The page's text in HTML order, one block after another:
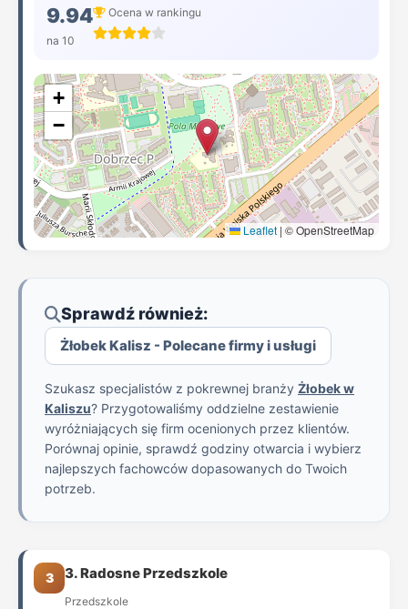
9.94
na 10
Ocena w rankingu
+
−
Leaflet | © OpenStreetMap
Sprawdź również:
Żłobek Kalisz - Polecane firmy i usługi
Szukasz specjalistów z pokrewnej branży Żłobek w
Kaliszu? Przygotowaliśmy oddzielne zestawienie
wyróżniających się firm ocenionych przez klientów.
Porównaj opinie, sprawdź godziny otwarcia i wybierz
najlepszych fachowców dopasowanych do Twoich
potrzeb.
3 3. Radosne Przedszkole
Przedszkole